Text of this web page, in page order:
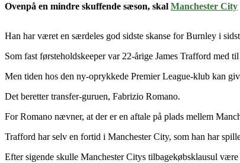
Ovenpå en mindre skuffende sæson, skal Manchester City
Han har været en særdeles god sidste skanse for Burnley i
Som fast førsteholdskeeper var 22-årige James Trafford med
Men tiden hos den ny-oprykkede Premier League-klub kan
Det beretter transfer-guruen, Fabrizio Romano.
For Romano nævner, at der er en aftale på plads mellem
Trafford har selv en fortid i Manchester City, som han har
Efter sigende skulle Manchester Citys tilbagekøbsklausul